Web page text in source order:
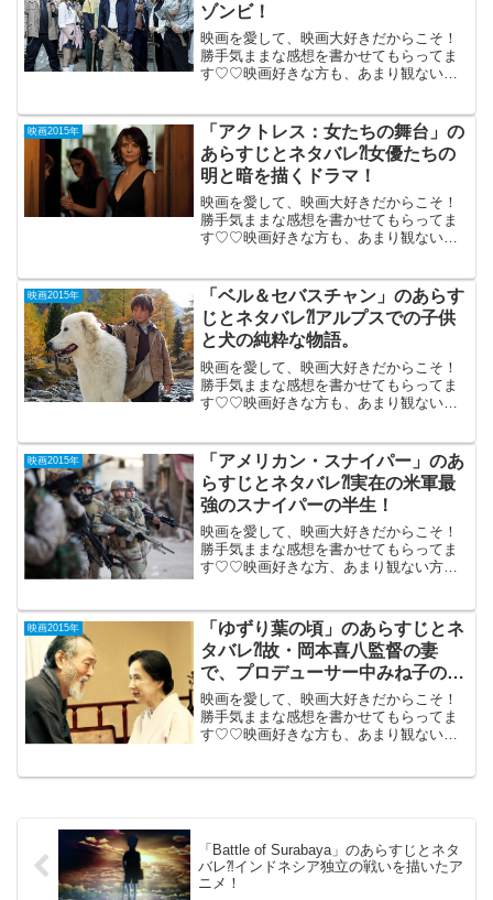
ゾンビ！
映画を愛して、映画大好きだからこそ！
勝手気ままな感想を書かせてもらってま
す♡♡映画好きな方も、あまり観ない方
ブンノイチ」「漫才ギャング」
「Beck」...
映画2015年
「アクトレス：女たちの舞台」の
あらすじとネタバレ⁈女優たちの
明と暗を描くドラマ！
映画を愛して、映画大好きだからこそ！
勝手気ままな感想を書かせてもらってま
す♡♡映画好きな方も、あまり観ない方
年10月24日公開（124分）映画の舞台裏
で...
映画2015年
「ベル＆セバスチャン」のあらす
じとネタバレ⁈アルプスでの子供
と犬の純粋な物語。
映画を愛して、映画大好きだからこそ！
勝手気ままな感想を書かせてもらってま
す♡♡映画好きな方も、あまり観ない方
分）今どき珍しい、子供と犬の純粋な物
語。194...
映画2015年
「アメリカン・スナイパー」のあ
らすじとネタバレ⁈実在の米軍最
強のスナイパーの半生！
映画を愛して、映画大好きだからこそ！
勝手気ままな感想を書かせてもらってま
す♡♡映画好きな方、あまり観ない方
21日公開（132分）実在の米...
映画2015年
「ゆずり葉の頃」のあらすじとネ
タバレ⁈故・岡本喜八監督の妻
で、プロデューサー中みね子の初
監督作品。
映画を愛して、映画大好きだからこそ！
勝手気ままな感想を書かせてもらってま
す♡♡映画好きな方も、あまり観ない方
「Battle of Surabaya」のあらすじとネタ
バレ⁈インドネシア独立の戦いを描いたア
ニメ！